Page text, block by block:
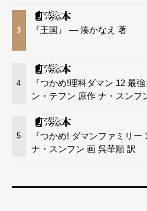
3 『王国』 — 湊かなえ 著
4
『つかめ!理科ダマン 12 最
ン・テフン 原作 ナ・スンフ
5
『つかめ! ダマンファミリ
ナ・スンフン 画 呉華順 訳